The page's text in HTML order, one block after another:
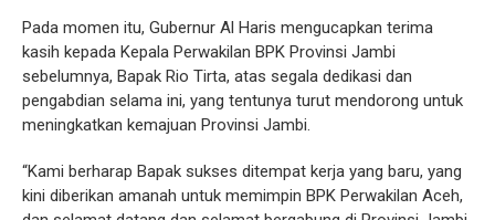
Pada momen itu, Gubernur Al Haris mengucapkan terima
kasih kepada Kepala Perwakilan BPK Provinsi Jambi
sebelumnya, Bapak Rio Tirta, atas segala dedikasi dan
pengabdian selama ini, yang tentunya turut mendorong untuk
meningkatkan kemajuan Provinsi Jambi.
“Kami berharap Bapak sukses ditempat kerja yang baru, yang
kini diberikan amanah untuk memimpin BPK Perwakilan Aceh,